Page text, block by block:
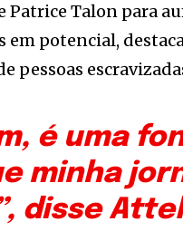
Patrice Talon para
potencial,
pessoas
é uma
minha
disse